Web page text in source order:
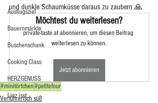
Ausflugsziel
Bauernmärkte
Buschenschank
Cooking Class
HERZGENUSS
Linz isst...
und dunkle Schaumküsse daraus zu zaubern 🙏
Möchtest du weiterlesen?
private-taste.at abonnieren, um diesen Beitrag
weiterlesen zu können.
Jetzt abonnieren
#minitörtchen#petitefour
Verführerisch süß